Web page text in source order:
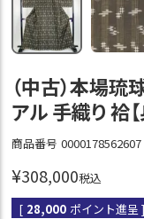
（中古）本場
アル 手織り 袷
商品番号 0000178562607
¥308,000税込
[ 28,000 ポイント進呈 ]